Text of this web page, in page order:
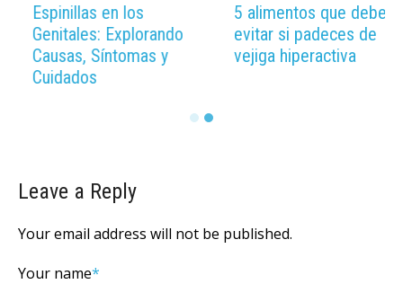
Diferencias entre los
tipos de VPH de bajo y
alto riesgo
Espinillas en los
Genitales: Explorando
Causas, Síntomas y
Leave a Reply
Your email address will not be published.
Your name*